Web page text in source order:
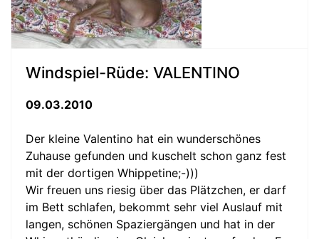
Windspiel-Rüde: VALENTINO
09.03.2010
Der kleine Valentino hat ein wunderschönes
Zuhause gefunden und kuschelt schon ganz fest
mit der dortigen Whippetine;-)))
Wir freuen uns riesig über das Plätzchen, er darf
im Bett schlafen, bekommt sehr viel Auslauf mit
langen, schönen Spaziergängen und hat in der